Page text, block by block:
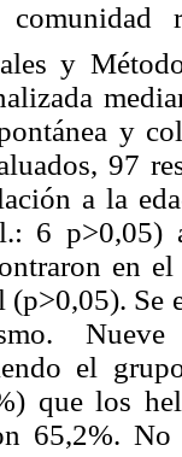
y
y
97
a la
6 p>0,05)
en
(p>0,05).
el
que los
65,2%.